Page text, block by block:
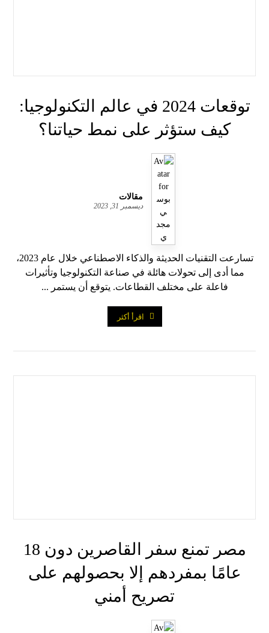
توقعات 2024 في عالم التكنولوجيا:
كيف ستؤثر على نمط حياتنا؟
مقالات
ديسمبر 31, 2023
تسارعت التقنيات الحديثة والذكاء الاصطناعي خلال عام 2023،
مما أدى إلى تحولات هائلة في صناعة التكنولوجيا وتأثيرات
فاعلة على مختلف القطاعات. يتوقع أن يستمر ...
اقرأ أكثر
مصر تمنع سفر القاصرين دون 18
عامًا بمفردهم إلا بحصولهم على
تصريح أمني